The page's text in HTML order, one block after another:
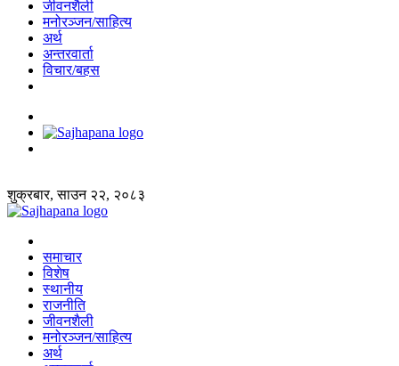
जीवनशैली
मनोरञ्जन/साहित्य
अर्थ
अन्तरवार्ता
विचार/बहस
शुक्रबार, साउन २२, २०८३
समाचार
विशेष
स्थानीय
राजनीति
जीवनशैली
मनोरञ्जन/साहित्य
अर्थ